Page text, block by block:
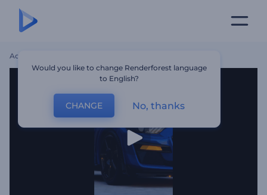
Accueil
Would you like to change Renderforest language
to English?
CHANGE No, thanks